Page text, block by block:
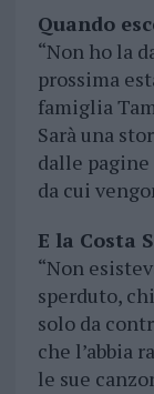
Quando
“Non ho la
prossima
famiglia
Sarà una
dalle
da cui
E la Costa
“Non
sperduto,
solo da
che l’abbia
le sue